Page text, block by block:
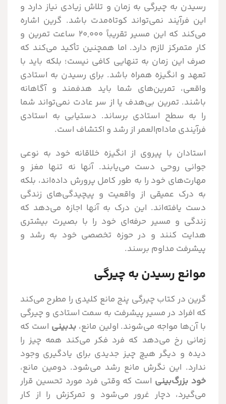
رسیدن به چیرگی به زمان و تلاش زیادی نیاز دارد و
این فرآیند نمی‌تواند کوتاه‌مدت باشد. گرین اشاره
می‌کند که این مسیر تقریباً 20,000 ساعت تمرین و
کار متمرکز لازم دارد. اما همچنین تأکید می‌کند که
صرف این زمان به تنهایی کافی نیست؛ بلکه باید با
تعهد و انگیزه همراه باشد. برای رسیدن به استادی
واقعی، تمرین‌های شما باید هدفمند و آگاهانه
باشند. تمرین بی‌هدف یا از سر عادت نمی‌تواند شما
را به سطح استادی برساند. دستیابی به استادی
فرآیندی مادام‌العمر از رشد و اکتشاف است.
استادان با پیروی از انگیزه خلاقانه خود به نوعی
جوانی روحی دست می‌یابند. آنها نه تنها مغز و
مهارت‌های خود را به طور کامل پرورش داده‌اند، بلکه
به درک عمیقی از واقعیت و پیچیدگی‌های زندگی
دست یافته‌اند. این درک به آنها اجازه می‌دهد که
زندگی و مسیر حرفه‌ای خود را با بصیرت بیشتری
هدایت کنند و در حوزه تخصصی خود به رشد و
پیشرفت مداوم برسند.
موانع رسیدن به چیرگی
گرین در کتاب چیرگی پنج مانع کلیدی را مطرح می‌کند
که افراد در مسیر پیشرفت به سمت استادی و چیرگی
با آن‌ها مواجه می‌شوند. اولین مانع،بدبینی است که
زمانی رخ می‌دهد که فرد فکر می‌کند همه چیز را
دیده و دیگر هیچ چیز جدیدی برای یادگیری وجود
ندارد. این نگرش مانع رشد می‌شود. دومین مانع،
خود بزرگ‌بینی است که وقتی فرد مورد تحسین قرار
می‌گیرد، دچار غرور می‌شود و تمرکزش را از کار